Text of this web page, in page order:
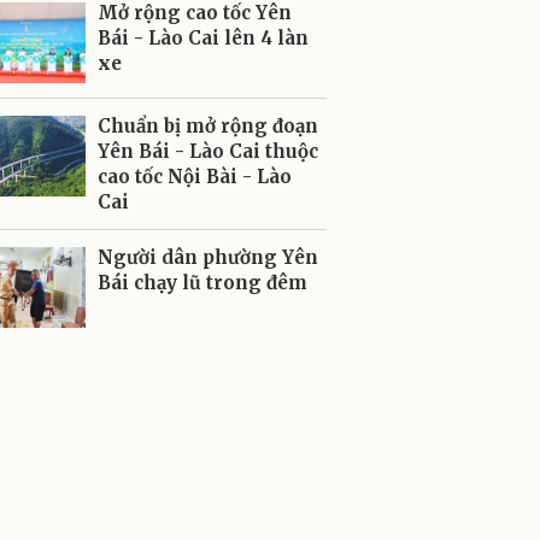
Mở rộng cao tốc Yên
Bái - Lào Cai lên 4 làn
xe
Chuẩn bị mở rộng đoạn
Yên Bái - Lào Cai thuộc
cao tốc Nội Bài - Lào
Cai
Người dân phường Yên
Bái chạy lũ trong đêm